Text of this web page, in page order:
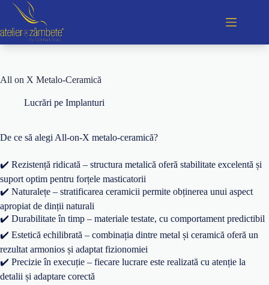
All on X Metalo-Ceramică
Lucrări pe Implanturi
De ce să alegi All-on-X metalo-ceramică?
✔️ Rezistență ridicată – structura metalică oferă stabilitate excelentă și
suport optim pentru forțele masticatorii
✔️ Naturalețe – stratificarea ceramicii permite obținerea unui aspect
apropiat de dinții naturali
✔️ Durabilitate în timp – materiale testate, cu comportament predictibil
✔️ Estetică echilibrată – combinația dintre metal și ceramică oferă un
rezultat armonios și adaptat fizionomiei
✔️ Precizie în execuție – fiecare lucrare este realizată cu atenție la
detalii și adaptare corectă